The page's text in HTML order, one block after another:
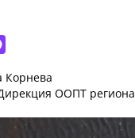
Корнева
ООПТ региона